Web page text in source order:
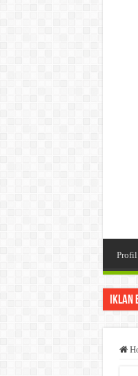
Iklan